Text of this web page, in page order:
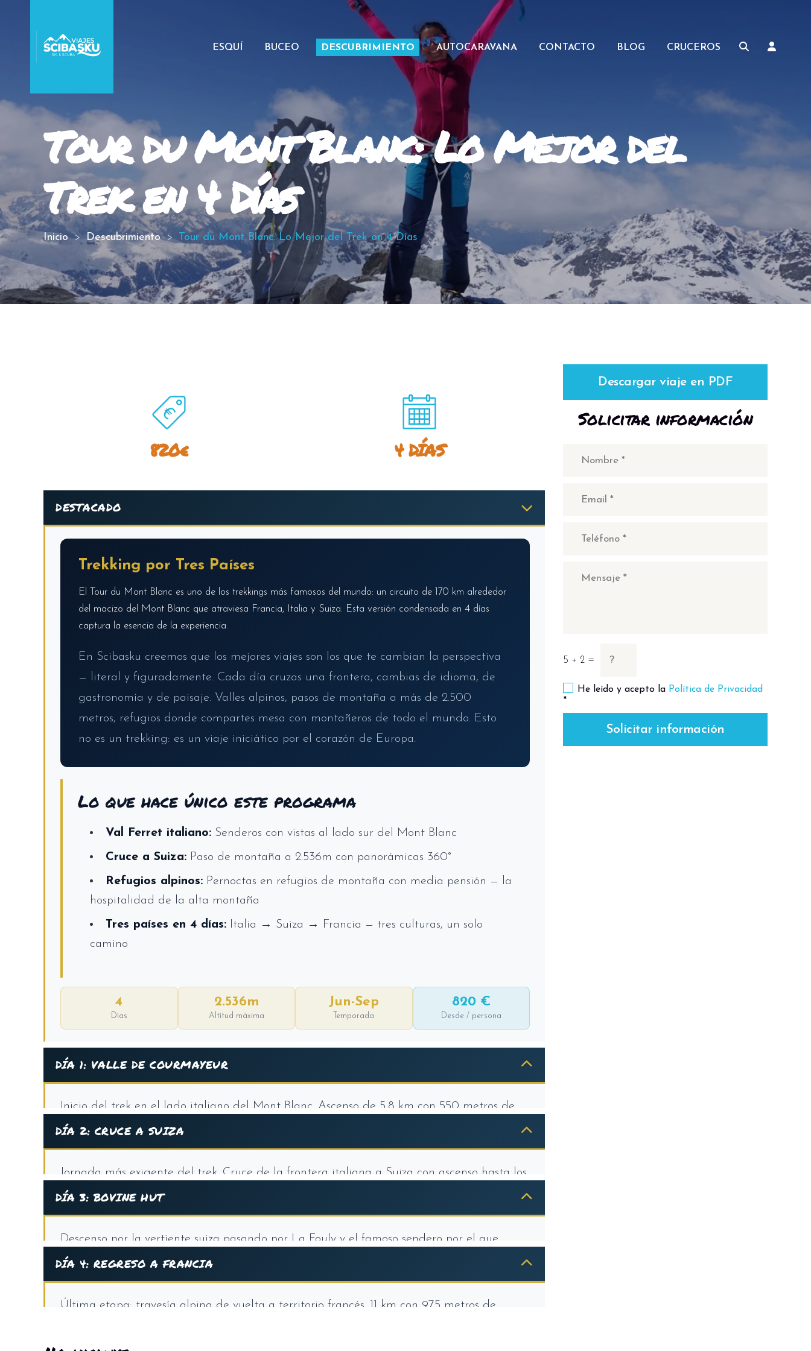
ESQUÍ BUCEO DESCUBRIMIENTO AUTOCARAVANA CONTACTO BLOG CRUCEROS
Tour du Mont Blanc: Lo Mejor del
Trek en 4 Días
Inicio Descubrimiento Tour du Mont Blanc: Lo Mejor del Trek en 4 Días
820€ 4 DÍAS
DESTACADO
Trekking por Tres Países
El Tour du Mont Blanc es uno de los trekkings más famosos del mundo: un circuito de 170 km alrededor
del macizo del Mont Blanc que atraviesa Francia, Italia y Suiza. Esta versión condensada en 4 días
captura la esencia de la experiencia.
En Scibasku creemos que los mejores viajes son los que te cambian la perspectiva
— literal y figuradamente. Cada día cruzas una frontera, cambias de idioma, de
gastronomía y de paisaje. Valles alpinos, pasos de montaña a más de 2.500
metros, refugios donde compartes mesa con montañeros de todo el mundo. Esto
no es un trekking: es un viaje iniciático por el corazón de Europa.
Lo que hace único este programa
Val Ferret italiano: Senderos con vistas al lado sur del Mont Blanc
Cruce a Suiza: Paso de montaña a 2.536m con panorámicas 360°
Refugios alpinos: Pernoctas en refugios de montaña con media pensión — la
hospitalidad de la alta montaña
Tres países en 4 días: Italia → Suiza → Francia — tres culturas, un solo
camino
4
Días
2.536m
Altitud máxima
Jun-Sep
Temporada
820 €
Desde / persona
DÍA 1: VALLE DE COURMAYEUR
Inicio del trek en el lado italiano del Mont Blanc. Ascenso de 5,8 km con 550 metros de
desnivel positivo por el espectacular Val Ferret. El sendero ofrece vistas privilegiadas al
lado sur del macizo del Mont Blanc y a los glaciares que descienden de sus paredes.
DÍA 2: CRUCE A SUIZA
Jornada más exigente del trek. Cruce de la frontera italiana a Suiza con ascenso hasta los
2.536 metros. Panorámicas de 360° sobre los Alpes. Recorrido de 20 km con 1.000 metros
de desnivel acumulado por senderos alpinos bien señalizados.
DÍA 3: BOVINE HUT
Descenso por la vertiente suiza pasando por La Fouly y el famoso sendero por el que
discurre una etapa del Tour de Francia ciclista. Paisajes de praderas alpinas, bosques de
alerces y arroyos de montaña.
DÍA 4: REGRESO A FRANCIA
Última etapa: travesía alpina de vuelta a territorio francés. 11 km con 975 metros de
Llegada triunfal al punto final del trek.
Descargar viaje en PDF
Solicitar información
5 + 2 =
He leído y acepto la Política de Privacidad
*
Solicitar información